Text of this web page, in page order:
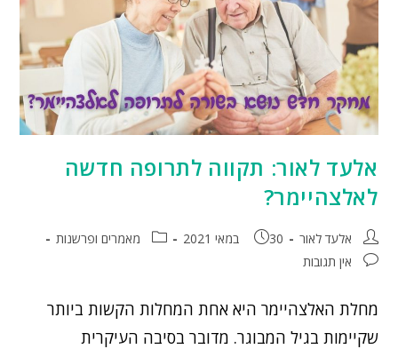
אלעד לאור: תקווה לתרופה חדשה
לאלצהיימר?
אלעד לאור 30 במאי 2021
מאמרים ופרשנות
אין תגובות
מחלת האלצהיימר היא אחת המחלות הקשות ביותר
שקיימות בגיל המבוגר. מדובר בסיבה העיקרית